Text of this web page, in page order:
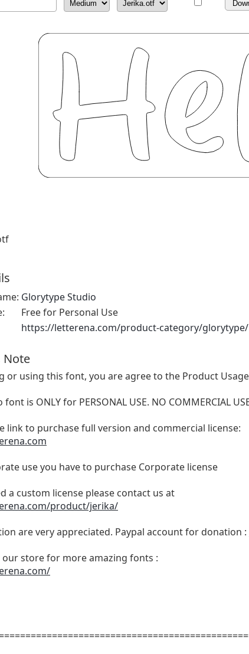
Glorytype Studio
Free for Personal Use
https://letterena.com/product-category/glorytype/
Note
or using this font, you are agree to the Product
is ONLY for PERSONAL USE. NO COMMERCIAL
link to purchase full version and commercial license:
use you have to purchase Corporate license
a custom license please contact us at
product/jerika/
are very appreciated. Paypal account for donation :
our store for more amazing fonts :